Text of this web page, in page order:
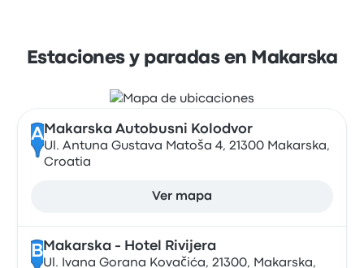
Estaciones y paradas en Makarska
A Makarska Autobusni Kolodvor
Ul. Antuna Gustava Matoša 4, 21300 Makarska,
Croatia
Ver mapa
B Makarska - Hotel Rivijera
Ul. Ivana Gorana Kovačića, 21300, Makarska,